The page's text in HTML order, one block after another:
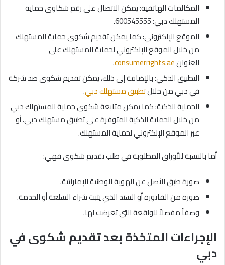
المكالمات الهاتفية: يمكن الاتصال على رقم شكاوى حماية
المستهلك دبي: 600545555.
الموقع الإلكتروني: كما يمكن تقديم شكوى حماية المستهلك
من خلال الموقع الإلكتروني لحماية المستهلك على
العنوانconsumerrights.ae
.
التطبيق الذكي: بالإضافة إلى ذلك، يمكن تقديم شكوى ضد شركة
في دبي من خلالتطبيق مستهلك دبي.
الحماية الذكية: كما يمكن متابعة شكوى حماية المستهلك دبي
من خلال الحماية الذكية المتوفرة على تطبيق مستهلك دبي. أو
عبر الموقع الإلكتروني لحماية المستهلك.
أما بالنسبة للأوراق المطلوبة في طلب تقديم شكوى فهي:
صورة طبق الأصل عن الهوية الوطنية الإماراتية.
صورة من الفاتورة أو السند الذي يثبت شراء السلعة أو الخدمة.
وصفاً مفصلاً للواقعة التي تعرضت لها.
الإجراءات المتخذة بعد تقديم شكوى في
دبي